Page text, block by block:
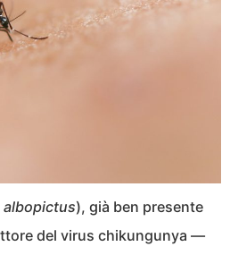
albopictus), già ben presente
del virus chikungunya —